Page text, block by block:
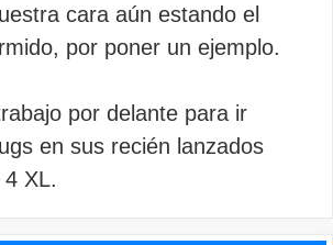
cara aún estando el
por poner un ejemplo.
por delante para ir
en sus recién lanzados
XL.